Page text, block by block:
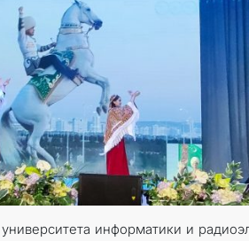
MFA
CONTACT US
университета информатики и